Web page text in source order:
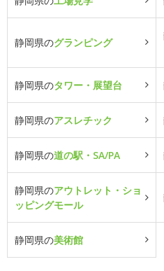
静岡県のグランピング
静岡県のタワー・展望台
静岡県のアスレチック
静岡県の道の駅・SA/PA
静岡県のアウトレット・ショ
ッピングモール
静岡県の美術館